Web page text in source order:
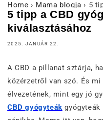
Home › Mama blogja › 5
5 tipp a CBD
kiválasztásához
2025. JANUÁR 22.
A CBD a pillanat sztárja,
közérzetről van szó. És
élvezetének, mint egy jó
CBD gyógyteák gyógyteák